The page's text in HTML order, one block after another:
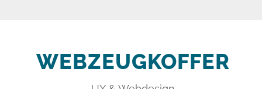
WEBZEUGKOFFER